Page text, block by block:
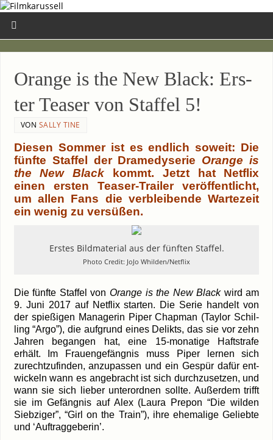
Oran­ge is the New Black: Ers­
ter Teaser von Staf­fel 5!
VON SALLY TINE
Die­sen Som­mer ist es end­lich soweit: Die
fünf­te Staf­fel der Dra­me­dy­se­rie Oran­ge is
the New Black kommt. Jetzt hat Net­flix
einen ers­ten Teaser-Trailer ver­öf­fent­licht,
um allen Fans die ver­blei­ben­de War­te­zeit
ein wenig zu versüßen.
Ers­tes Bild­ma­te­ri­al aus der fünf­ten Staf­fel.
Pho­to Cre­dit: JoJo Whilden/Netflix
Die fünf­te Staf­fel von Oran­ge is the New Blackwird am
9. Juni 2017 auf Net­flix star­ten. Die Serie han­delt von
der spie­ßi­gen Mana­ge­rin Piper Chap­man (Tay­lor Schil­
ling “Argo”), die auf­grund eines Delikts, das sie vor zehn
Jah­ren began­gen hat, eine 15-monatige Haft­stra­fe
erhält. Im Frau­en­ge­fäng­nis muss Piper ler­nen sich
zurecht­zu­fin­den, anzu­pas­sen und ein Gespür dafür ent­
wi­ckeln wann es ange­bracht ist sich durch­zu­set­zen, und
wann sie sich lie­ber unter­ord­nen soll­te. Außer­dem trifft
sie im Gefäng­nis auf Alex (Lau­ra Pre­pon “Die wil­den
Sieb­zi­ger”, “Girl on the Train”), ihre ehe­ma­li­ge Gelieb­te
und ‘Auf­trag­ge­be­rin’.